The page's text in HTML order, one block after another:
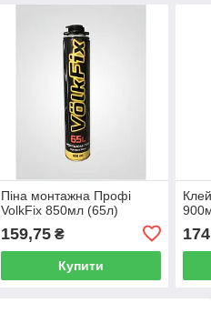
Піна монтажна Профі
VolkFix 850мл (65л)
159,75₴
Купити